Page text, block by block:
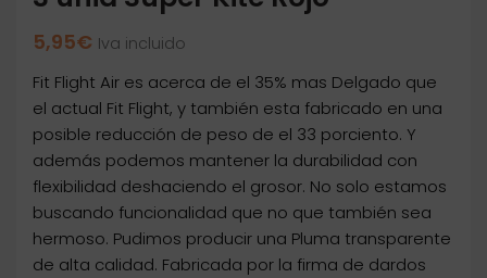
5,95€ Iva incluido
Fit Flight Air es acerca de el 35% mas Delgado que
el actual Fit Flight, y también esta fabricado en una
posible reducción de peso de el 33 porciento. Y
además podemos mantener la durabilidad con
flexibilidad deshaciendo el grosor. No solo estamos
buscando funcionalidad que no que también sea
hermoso. Pudimos producir una Pluma transparente
de alta calidad. Fabricada por la firma de dardos